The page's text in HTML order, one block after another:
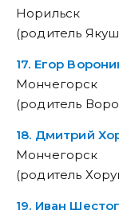
Норильск
(родитель
17. Егор
Мончегорск
(родитель
18. Дмитрий
Мончегорск
(родитель
19. Иван